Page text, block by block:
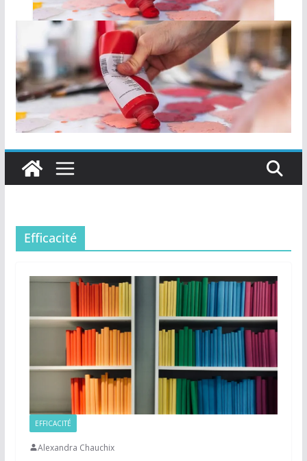
Efficacité
EFFICACITÉ
Alexandra Chauchix